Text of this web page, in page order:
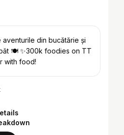
din bucătărie și
🍽️ ✨300k foodies on TT
with food!